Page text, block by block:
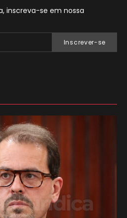
inscreva-se em nossa
Inscrever-se